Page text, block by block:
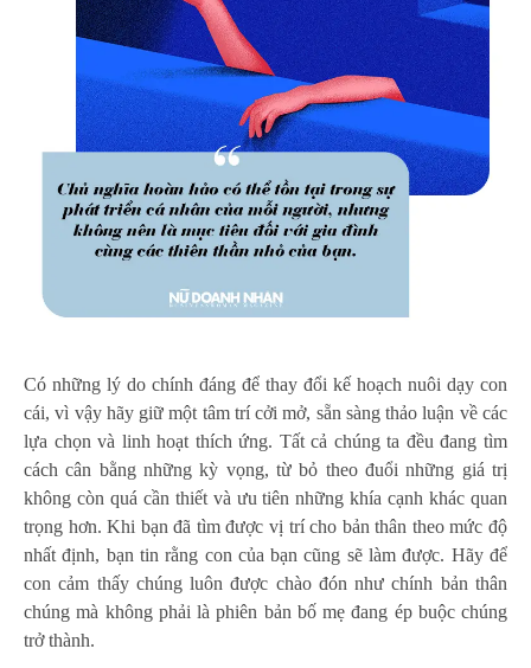
Có những lý do chính đáng để thay đổi kế hoạch nuôi dạy con
cái, vì vậy hãy giữ một tâm trí cởi mở, sẵn sàng thảo luận về các
lựa chọn và linh hoạt thích ứng. Tất cả chúng ta đều đang tìm
cách cân bằng những kỳ vọng, từ bỏ theo đuổi những giá trị
không còn quá cần thiết và ưu tiên những khía cạnh khác quan
trọng hơn. Khi bạn đã tìm được vị trí cho bản thân theo mức độ
nhất định, bạn tin rằng con của bạn cũng sẽ làm được. Hãy để
con cảm thấy chúng luôn được chào đón như chính bản thân
chúng mà không phải là phiên bản bố mẹ đang ép buộc chúng
trở thành.